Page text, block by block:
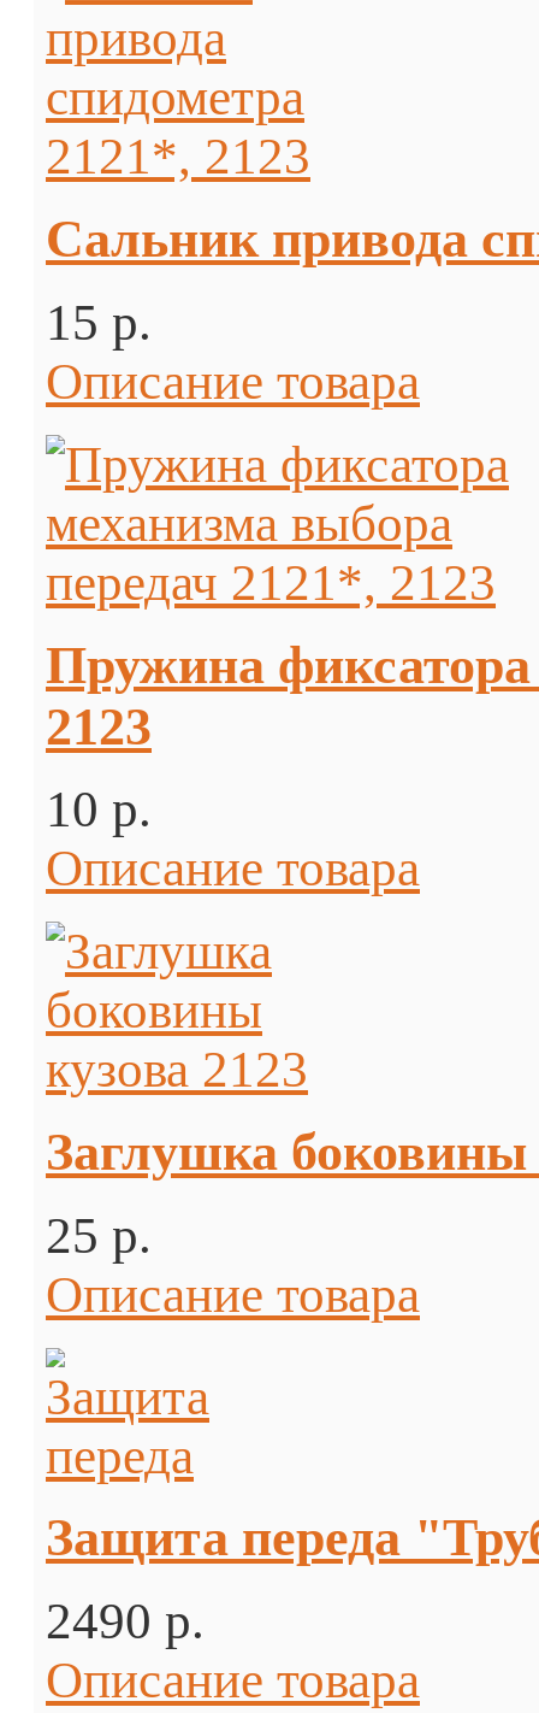
Сальник привода
15 p.
Описание товара
Пружина фиксатора
2123
10 p.
Описание товара
Заглушка боковины
25 p.
Описание товара
Защита переда
2490 p.
Описание товара